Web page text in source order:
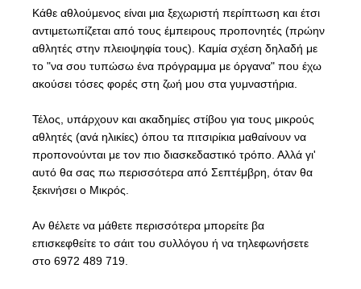
Κάθε αθλούμενος είναι μια ξεχωριστή περίπτωση και έτσι
αντιμετωπίζεται από τους έμπειρους προπονητές (πρώην
αθλητές στην πλειοψηφία τους). Καμία σχέση δηλαδή με
το "να σου τυπώσω ένα πρόγραμμα με όργανα" που έχω
ακούσει τόσες φορές στη ζωή μου στα γυμναστήρια.
Τέλος, υπάρχουν και ακαδημίες στίβου για τους μικρούς
αθλητές (ανά ηλικίες) όπου τα πιτσιρίκια μαθαίνουν να
προπονούνται με τον πιο διασκεδαστικό τρόπο. Αλλά γι'
αυτό θα σας πω περισσότερα από Σεπτέμβρη, όταν θα
ξεκινήσει ο Μικρός.
Αν θέλετε να μάθετε περισσότερα μπορείτε βα
επισκεφθείτε το σάιτ του συλλόγου ή να τηλεφωνήσετε
στο 6972 489 719.